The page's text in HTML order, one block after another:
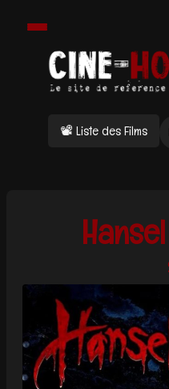
📽 Liste des Films